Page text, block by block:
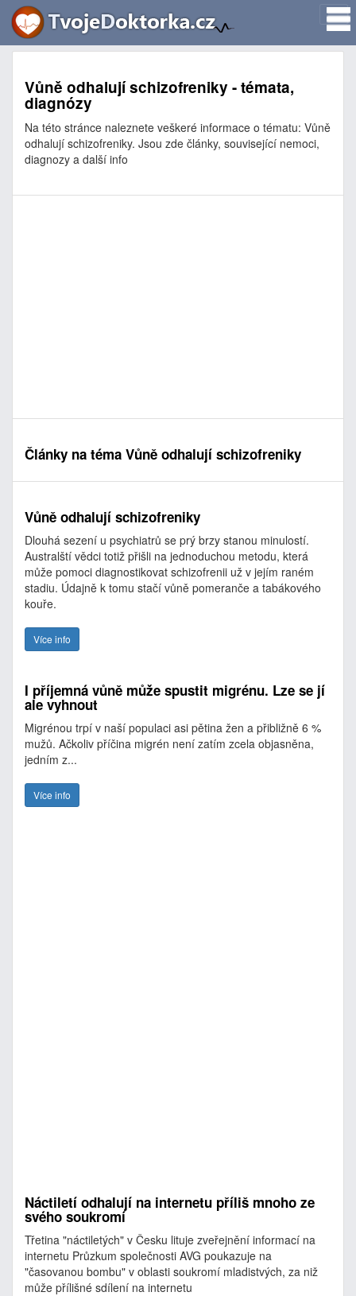
Vůně odhalují schizofreniky - témata,
diagnózy
Na této stránce naleznete veškeré informace o tématu: Vůně
odhalují schizofreniky. Jsou zde články, související nemoci,
diagnozy a další info
Články na téma Vůně odhalují schizofreniky
Vůně odhalují schizofreniky
Dlouhá sezení u psychiatrů se prý brzy stanou minulostí.
Australští vědci totiž přišli na jednoduchou metodu, která
může pomoci diagnostikovat schizofrenii už v jejím raném
stadiu. Údajně k tomu stačí vůně pomeranče a tabákového
kouře.
Více info
I příjemná vůně může spustit migrénu. Lze se jí
ale vyhnout
Migrénou trpí v naší populaci asi pětina žen a přibližně 6 %
mužů. Ačkoliv příčina migrén není zatím zcela objasněna,
jedním z...
Více info
Náctiletí odhalují na internetu příliš mnoho ze
svého soukromí
Třetina "náctiletých" v Česku lituje zveřejnění informací na
internetu Průzkum společnosti AVG poukazuje na
"časovanou bombu" v oblasti soukromí mladistvých, za niž
může přílišné sdílení na internetu